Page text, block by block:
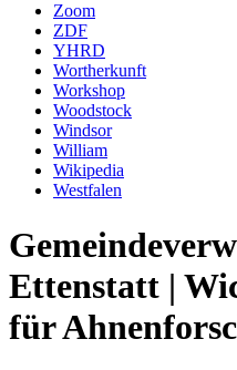
Zoom
ZDF
YHRD
Wortherkunft
Workshop
Woodstock
Windsor
William
Wikipedia
Westfalen
Ettenstatt |
für